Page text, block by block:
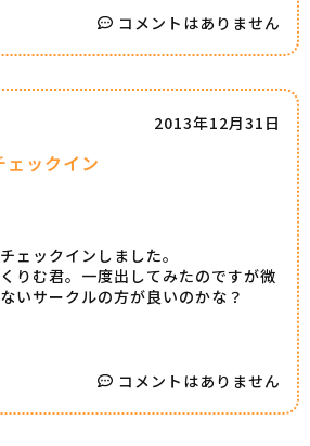
コメントはありません
ェックイン
2013年12月31日
ェックインしました。
りむ君。一度出してみたのですが微
いサークルの方が良いのかな？
コメントはありません